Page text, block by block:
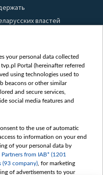
властей
материалов
your personal data collected
Portal (hereinafter referred
using technologies used to
beacons or other similar
and secure services,
social media features and
to the use of automatic
to information on your end
of your personal data by
Partners from IAB* (1201
(93 company) , for marketing
of advertisements to your